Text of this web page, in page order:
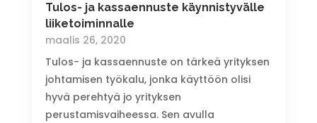
Tulos- ja kassaennuste käynnistyvälle
liiketoiminnalle
maalis 26, 2020
Tulos- ja kassaennuste on tärkeä yrityksen
johtamisen työkalu, jonka käyttöön olisi
hyvä perehtyä jo yrityksen
perustamisvaiheessa. Sen avulla